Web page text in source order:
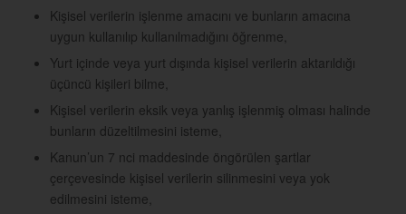
Kişisel verilerin işlenme amacını ve bunların amacına
uygun kullanılıp kullanılmadığını öğrenme,
Yurt içinde veya yurt dışında kişisel verilerin aktarıldığı
üçüncü kişileri bilme,
Kişisel verilerin eksik veya yanlış işlenmiş olması halinde
bunların düzeltilmesini isteme,
Kanun’un 7 nci maddesinde öngörülen şartlar
çerçevesinde kişisel verilerin silinmesini veya yok
edilmesini isteme,